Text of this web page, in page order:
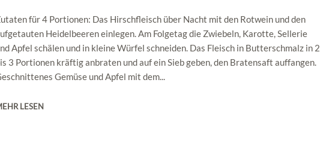
für 4 Portionen: Das Hirschfleisch über Nacht mit den Rotwein und den
Heidelbeeren einlegen. Am Folgetag die Zwiebeln, Karotte, Sellerie
Apfel schälen und in kleine Würfel schneiden. Das Fleisch in Butterschmalz in 2
3 Portionen kräftig anbraten und auf ein Sieb geben, den Bratensaft auffangen.
Gemüse und Apfel mit dem...
LESEN